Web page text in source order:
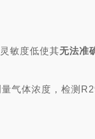
敏度低使其无法准
气体浓度，检测